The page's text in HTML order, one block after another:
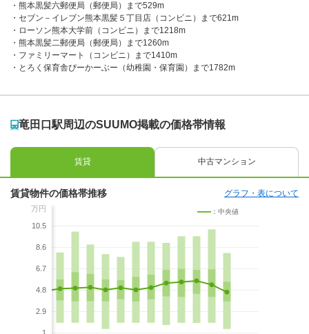
熊本黒髪六郵便局（郵便局）まで529m
セブン－イレブン熊本黒髪５丁目店（コンビニ）まで621m
ローソン熊本大学前（コンビニ）まで1218m
熊本黒髪二郵便局（郵便局）まで1260m
ファミリーマート（コンビニ）まで1410m
とろく保育舎ぴーかーぶー（幼稚園・保育園）まで1782m
竜田口駅周辺のSUUMO掲載の価格帯情報
賃貸 中古マンション
賃貸物件の価格帯推移 グラフ・表について
万円
10.5
8.6
6.7
4.8
2.9
：中央値